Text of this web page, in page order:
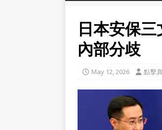
日本安保
內部分歧
May 12, 2026 點擊